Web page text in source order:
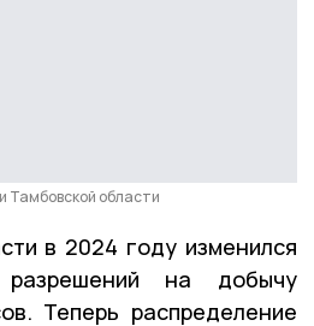
Тамбовской области
в 2024 году изменился
на добычу
Теперь распределение